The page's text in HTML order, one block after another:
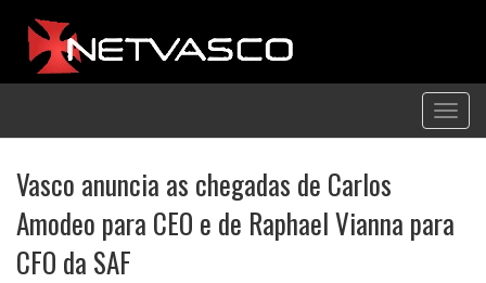
Vasco anuncia as chegadas de Carlos
Amodeo para CEO e de Raphael Vianna para
CFO da SAF